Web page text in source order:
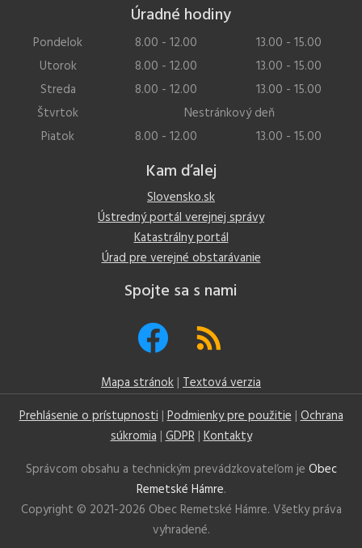
Úradné hodiny
Pondelok 8.00 - 12.00
13.00 - 15.00
Utorok
8.00 - 12.00
13.00 - 15.00
Streda
8.00 - 12.00
13.00 - 15.00
Štvrtok
Nestránkový deň
Piatok
8.00 - 12.00 13.00 - 15.00
Kam ďalej
Slovensko.sk
Ústredný portál verejnej správy
Katastrálny portál
Úrad pre verejné obstarávanie
Spojte sa s nami
Mapa stránok | Textová verzia
Prehlásenie o prístupnosti|Podmienky pre použitie|Ochrana
súkromia|GDPR|Kontakty
Správcom obsahu a technickým prevádzkovateľom je Obec
Remetské Hámre.
Copyright © 2021-2026 Obec Remetské Hámre. Všetky práva
vyhradené.